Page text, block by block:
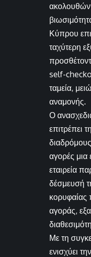
Κύπρου
ταχύτερη
self-
ταμεία,
αναμονής.
Ο
επιτρέπει
αγορές μια
εταιρεία
δέσμευσή
κορυφαίας
αγοράς,
Με τη
ενισχύει